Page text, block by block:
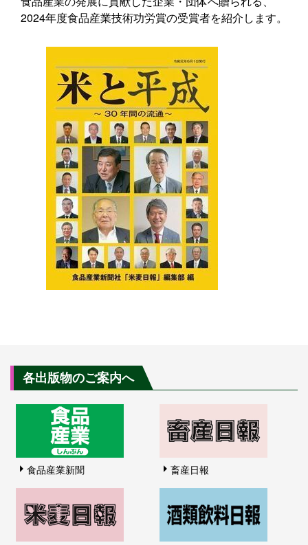
2024年度食品産業技術功労賞の受賞者を紹介します。
各出版物のご案内へ
食品産業新聞 畜産日報